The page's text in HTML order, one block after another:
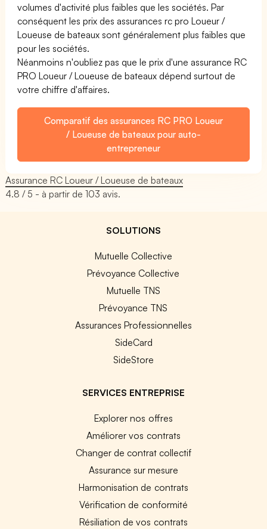
volumes d'activité plus faibles que les sociétés. Par
conséquent les prix des assurances rc pro Loueur /
Loueuse de bateaux sont généralement plus faibles que
pour les sociétés.
Néanmoins n'oubliez pas que le prix d'une assurance RC
PRO Loueur / Loueuse de bateaux dépend surtout de
votre chiffre d'affaires.
Comparatif des assurances RC PRO Loueur
/ Loueuse de bateaux pour auto-
entrepreneur
Assurance RC Loueur / Loueuse de bateaux
4.8 / 5 - à partir de103 avis.
SOLUTIONS
Mutuelle Collective
Prévoyance Collective
Mutuelle TNS
Prévoyance TNS
Assurances Professionnelles
SideCard
SideStore
SERVICES ENTREPRISE
Explorer nos offres
Améliorer vos contrats
Changer de contrat collectif
Assurance sur mesure
Harmonisation de contrats
Vérification de conformité
Résiliation de vos contrats